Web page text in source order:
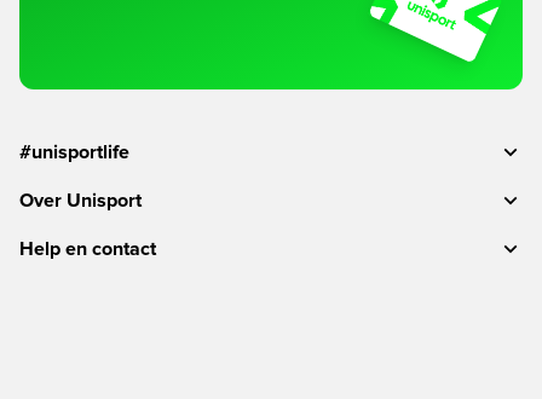
#unisportlife
Over Unisport
Help en contact